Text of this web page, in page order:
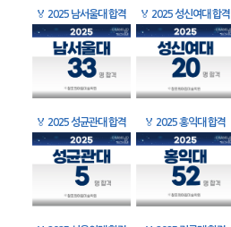
🏅 2025 남서울대 합격 🏅 2025 성신여대 합격
🏅 2025 성균관대 합격 🏅 2025 홍익대 합격